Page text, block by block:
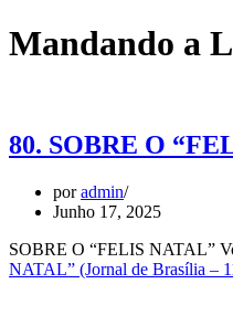
Mandando a
80. SOBRE O
poradmin
Junho 17, 2025
SOBRE O “FELIS NATAL”
NATAL” (Jornal de Brasília –